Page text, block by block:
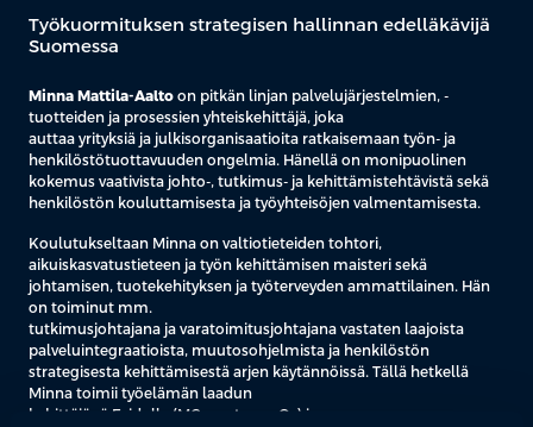
Työkuormituksen strategisen hallinnan edelläkävijä
Suomessa
Minna Mattila-Aalto on pitkän linjan palvelujärjestelmien, -
tuotteiden ja prosessien yhteiskehittäjä, joka
auttaa yrityksiä ja julkisorganisaatioita ratkaisemaan työn- ja
henkilöstötuottavuuden ongelmia. Hänellä on monipuolinen
kokemus vaativista johto-, tutkimus- ja kehittämistehtävistä sekä
henkilöstön kouluttamisesta ja työyhteisöjen valmentamisesta.
Koulutukseltaan Minna on valtiotieteiden tohtori,
aikuiskasvatustieteen ja työn kehittämisen maisteri sekä
johtamisen, tuotekehityksen ja työterveyden ammattilainen. Hän
on toiminut mm.
tutkimusjohtajana ja varatoimitusjohtajana vastaten laajoista
palveluintegraatioista, muutosohjelmista ja henkilöstön
strategisesta kehittämisestä arjen käytännöissä. Tällä hetkellä
Minna toimii työelämän laadun
kehittäjänä Evidolla (MComptence Oy) ja